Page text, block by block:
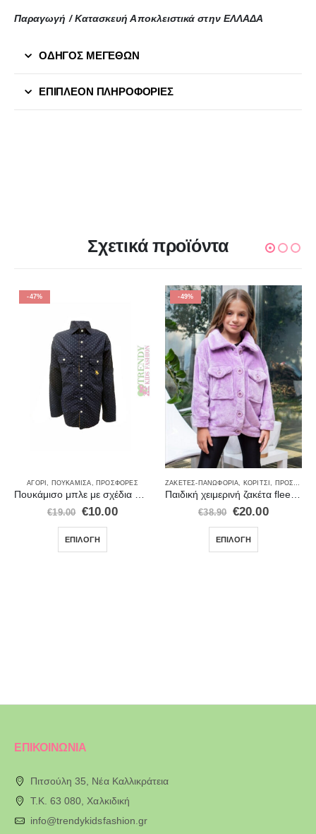
Παραγωγή / Κατασκευή Αποκλειστικά στην ΕΛΛΑΔΑ
ΟΔΗΓΟΣ ΜΕΓΕΘΩΝ
ΕΠΙΠΛΈΟΝ ΠΛΗΡΟΦΟΡΊΕΣ
Σχετικά προϊόντα
-47%
ΑΓΌΡΙ, ΠΟΥΚΆΜΙΣΑ, ΠΡΟΣΦΟΡΈΣ
Πουκάμισο μπλε με σχέδια New College
€19.00 €10.00
ΕΠΙΛΟΓΉ
-49%
ΖΑΚΈΤΕΣ-ΠΑΝΩΦΌΡΙΑ, ΚΟΡΊΤΣΙ, ΠΡΟΣΦΟΡΈΣ
Παιδική χειμερινή ζακέτα fleece για κορίτσι μοβ με κουμπιά
€38.90 €20.00
ΕΠΙΛΟΓΉ
ΕΠΙΚΟΙΝΩΝΙΑ
Πιτσούλη 35, Νέα Καλλικράτεια
T.K. 63 080, Χαλκιδική
info@trendykidsfashion.gr